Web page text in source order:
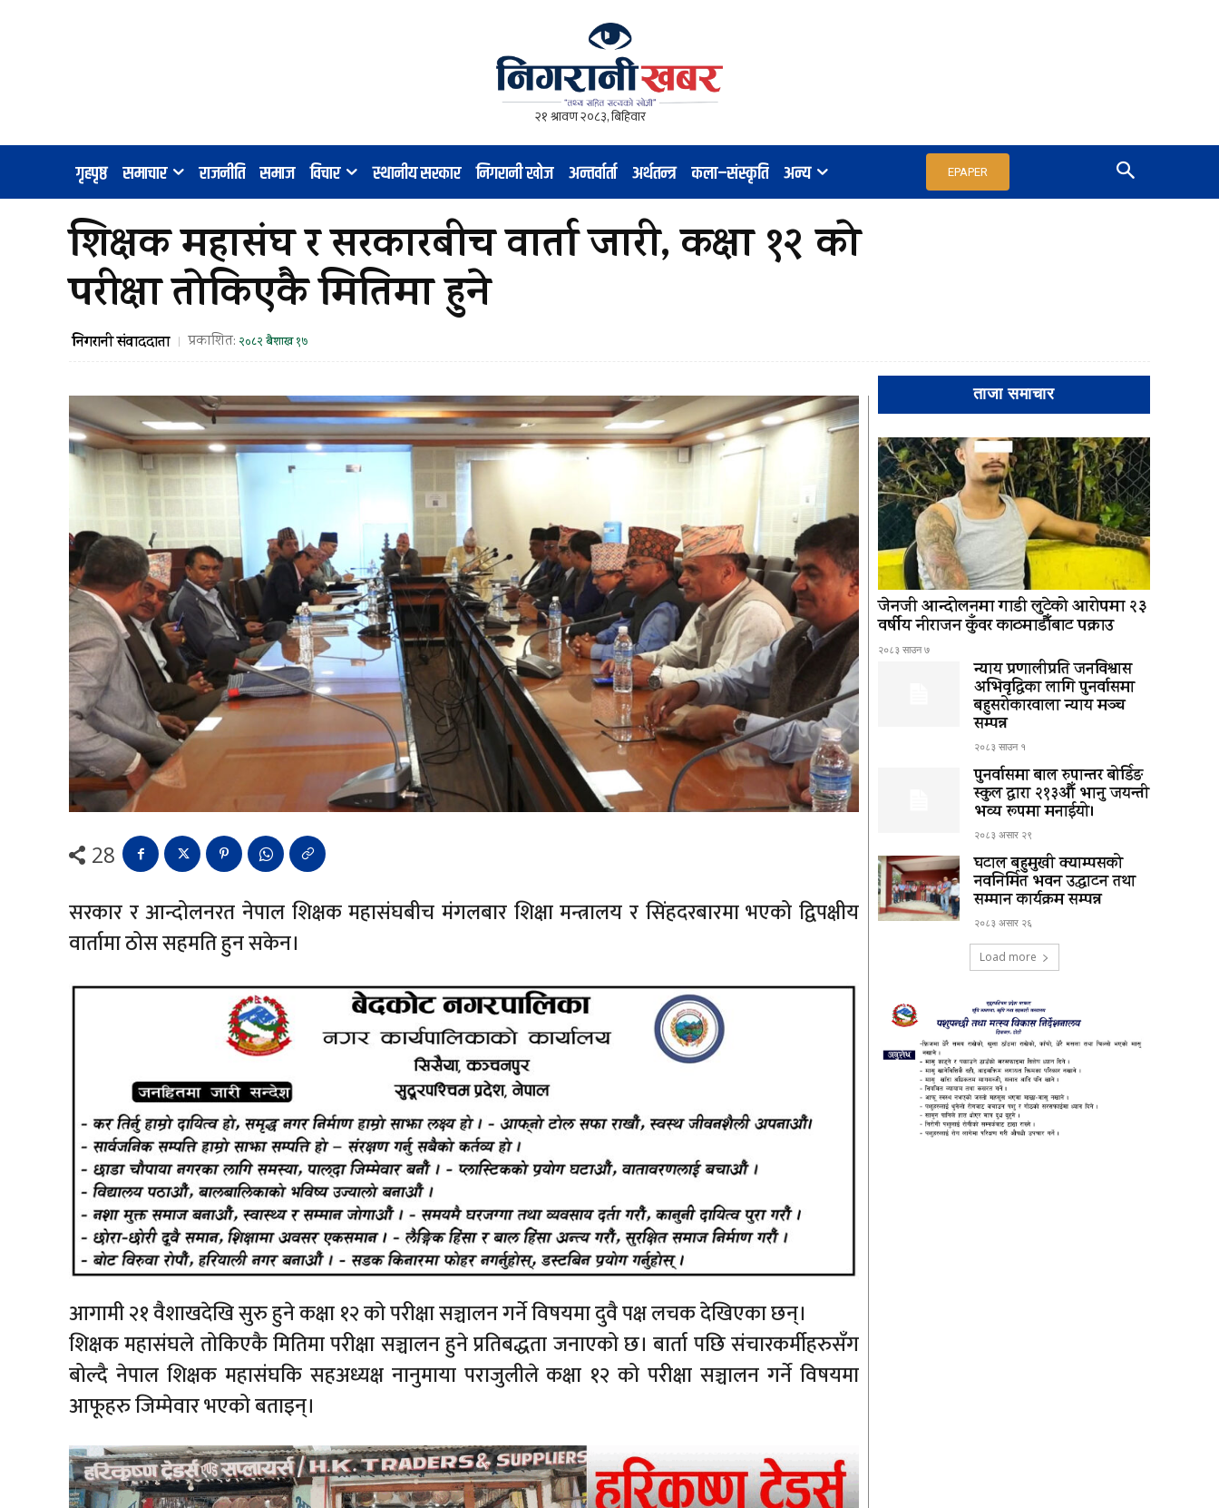
गृहपृष्ठ समाचार राजनीति समाज विचार स्थानीय सरकार निगरानी खोज अन्तर्वार्ता अर्थतन्त्र कला–संस्कृति अन्य EPAPER
शिक्षक महासंघ र सरकारबीच वार्ता जारी, कक्षा १२ को
परीक्षा तोकिएकै मितिमा हुने
निगरानी संवाददाता प्रकाशित: २०८२ बैशाख १७
28
सरकार र आन्दोलनरत नेपाल शिक्षक महासंघबीच मंगलबार शिक्षा मन्त्रालय र सिंहदरबारमा भएको द्विपक्षीय
वार्तामा ठोस सहमति हुन सकेन।
आगामी २१ वैशाखदेखि सुरु हुने कक्षा १२ को परीक्षा सञ्चालन गर्ने विषयमा दुवै पक्ष लचक देखिएका छन्।
शिक्षक महासंघले तोकिएकै मितिमा परीक्षा सञ्चालन हुने प्रतिबद्धता जनाएको छ। बार्ता पछि संचारकर्मीहरुसँग
बोल्दै नेपाल शिक्षक महासंघकि सहअध्यक्ष नानुमाया पराजुलीले कक्षा १२ को परीक्षा सञ्चालन गर्ने विषयमा
आफूहरु जिम्मेवार भएको बताइन्।
ताजा समाचार
जेनजी आन्दोलनमा गाडी लुटेको आरोपमा २३
वर्षीय नीराजन कुँवर काठमाडौँबाट पक्राउ
२०८३ साउन ७
न्याय प्रणालीप्रति जनविश्वास
अभिवृद्धिका लागि पुनर्वासमा
बहुसरोकारवाला न्याय मञ्च
सम्पन्न
२०८३ साउन १
पुनर्वासमा बाल रुपान्तर बोर्डिङ
स्कुल द्धारा २१३औँ भानु जयन्ती
भव्य रूपमा मनाईयो।
२०८३ असार २९
घटाल बहुमुखी क्याम्पसको
नवनिर्मित भवन उद्घाटन तथा
सम्मान कार्यक्रम सम्पन्न
२०८३ असार २६
Load more